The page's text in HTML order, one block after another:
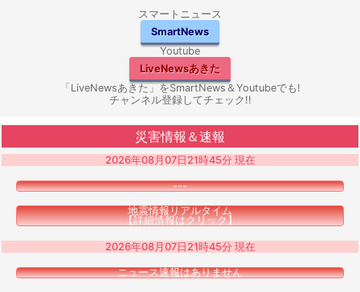
スマートニュース
SmartNews
Youtube
LiveNewsあきた
「LiveNewsあきた」をSmartNews＆Youtubeでも!
チャンネル登録してチェック!!
災害情報＆速報
2026年08月07日21時45分 現在
---
地震情報リアルタイム
【詳細情報はクリック】
2026年08月07日21時45分 現在
ニュース速報はありません